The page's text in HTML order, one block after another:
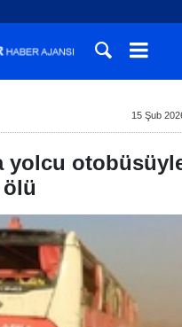
15 Şub
yolcu
ölü